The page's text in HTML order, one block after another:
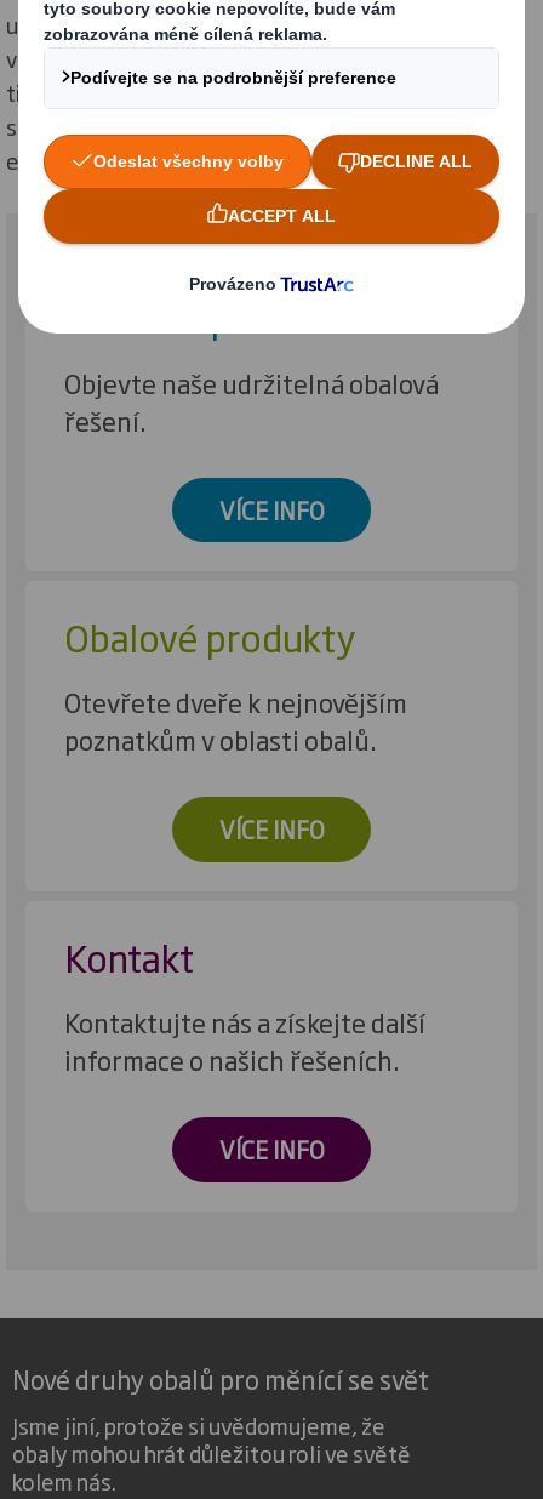
udržitelných obalových materiálů včetně kompaktní a
vlnité lepenky. Ke zušlechtění používáme kvalitní
tiskové techniky jako ofset, flexotisk či digitální tisk,
sítotisk a lakování, ale také laminaci, ražbu či
embosování.
Objevte naše udržitelná obalová
řešení.
VÍCE INFO
Obalové produkty
Otevřete dveře k nejnovějším
poznatkům v oblasti obalů.
VÍCE INFO
Kontakt
Kontaktujte nás a získejte další
informace o našich řešeních.
VÍCE INFO
Nové druhy obalů pro měnící se svět
Jsme jiní, protože si uvědomujeme, že
obaly mohou hrát důležitou roli ve světě
kolem nás.